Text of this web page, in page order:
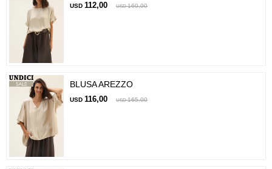
USD 112,00 USD 160,00
BLUSA AREZZO
USD 116,00 USD 165,00